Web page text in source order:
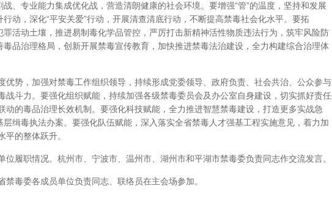
、专业能力集成优化战，营造清朗健康的社会环境。要增强“管”的温度，坚持和发展
行动，深化“平安关爱”行动，开展清查清底行动，不断提高禁毒社会化水平。要拓
罪活动土壤，推进易制毒化学品管控，严厉打击新精神活性物质违法行为，筑牢风险防
毒品治理格局，创新开展禁毒宣传教育，加快推进禁毒法治建设，全力构建综合治理体
优势，加强对禁毒工作组织领导，持续形成党委领导、政府负责、社会共治、公众参与
战斗力。要强化组织赋能，持续加强各级禁毒委员会及办公室自身建设，切实抓好责任
动的毒品治理长效机制。要强化科技赋能，全力推进智慧禁毒建设，打造更多实战急
层缉毒执法办案。要强化队伍赋能，深入落实全省禁毒人才强基工程实施意见，着力加
的整体跃升。
履职情况。杭州市、宁波市、温州市、湖州市和平湖市禁毒委负责同志作交流发言。
毒委各成员单位负责同志、联络员在主会场参加。